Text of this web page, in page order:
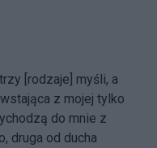
[rodzaje] myśli, a
z mojej tylko
do mnie z
druga od ducha